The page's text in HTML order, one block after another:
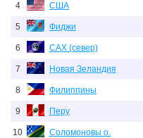
4 США
5 Фиджи
6 САХ (север)
7 Новая Зеландия
8 Филиппины
9 Перу
10 Соломоновы о.